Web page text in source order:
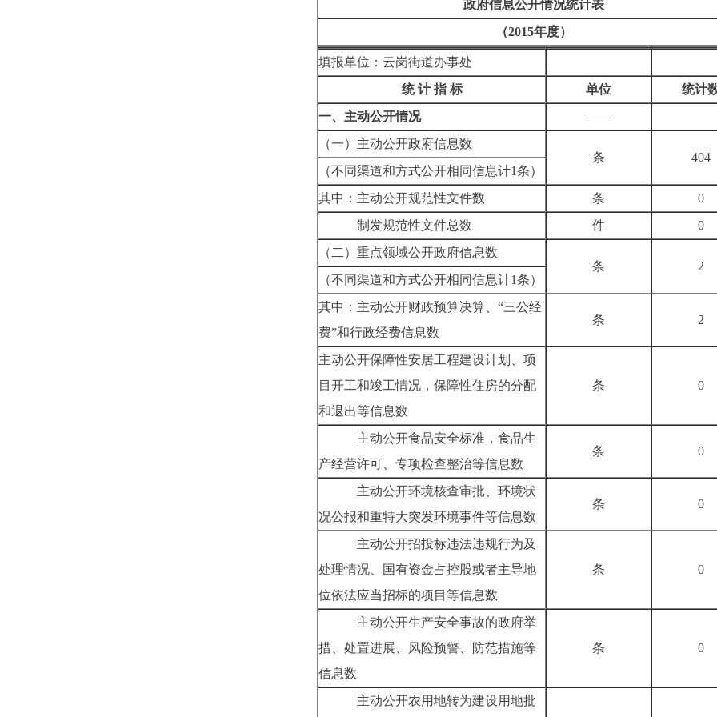
政府信息公开情况统计表
（2015年度）
填报单位：云岗街道办事处
统 计 指 标
单位
统计
一、主动公开情况
——
（一）主动公开政府信息数
条
404
（不同渠道和方式公开相同信息计1条）
其中：主动公开规范性文件数
条
0
制发规范性文件总数
件
0
（二）重点领域公开政府信息数
条
2
（不同渠道和方式公开相同信息计1条）
其中：主动公开财政预算决算、“三公经
费”和行政经费信息数
条 2
主动公开保障性安居工程建设计划、项
目开工和竣工情况，保障性住房的分配
和退出等信息数
条 0
主动公开食品安全标准，食品生
产经营许可、专项检查整治等信息数
条 0
主动公开环境核查审批、环境状
况公报和重特大突发环境事件等信息数
条 0
主动公开招投标违法违规行为及
处理情况、国有资金占控股或者主导地
位依法应当招标的项目等信息数
条 0
主动公开生产安全事故的政府举
措、处置进展、风险预警、防范措施等
信息数
条 0
主动公开农用地转为建设用地批